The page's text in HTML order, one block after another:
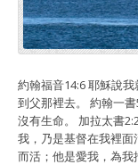
約翰福音14:6 耶穌說
到父那裡去。 約翰一
沒有生命。 加拉太書
我，乃是基督在我裡
而活；他是愛我，為我